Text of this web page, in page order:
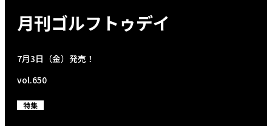
月刊ゴルフトゥデイ
7月3日（金）発売！
vol.650
特集